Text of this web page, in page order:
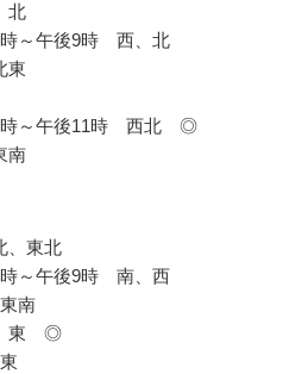
北
～午後9時 西、北
東
時～午後11時 西北 ◎
南
、東北
～午後9時 南、西
南
、東 ◎